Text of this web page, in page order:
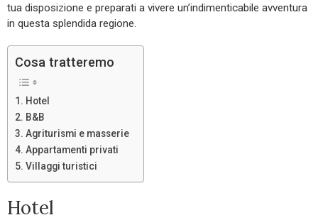
tua disposizione e preparati a vivere un’indimenticabile avventura
in questa splendida regione.
Cosa tratteremo
Hotel
B&B
Agriturismi e masserie
Appartamenti privati
Villaggi turistici
Hotel